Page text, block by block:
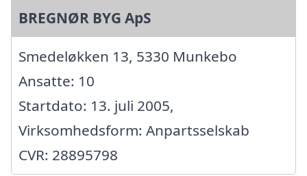
BREGNØR BYG ApS
Smedeløkken 13, 5330 Munkebo
Ansatte: 10
Startdato: 13. juli 2005,
Virksomhedsform: Anpartsselskab
CVR: 28895798